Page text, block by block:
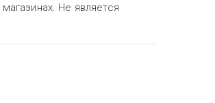
Не является